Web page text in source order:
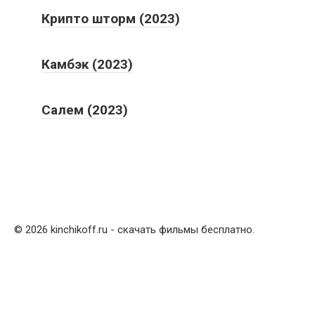
Крипто шторм (2023)
Камбэк (2023)
Салем (2023)
© 2026 kinchikoff.ru - скачать фильмы бесплатно.